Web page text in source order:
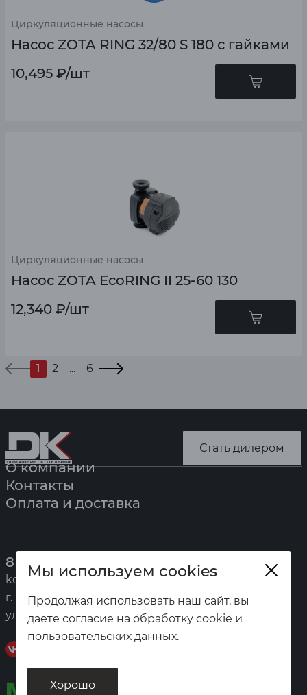
Циркуляционные насосы
Насос ZOTA RING 32/80 S 180 с гайками
10,495 ₽/шт
Циркуляционные насосы
Насос ZOTA EcoRING II 25-60 130
12,340 ₽/шт
1 2 ... 6
Стать дилером
О компании
Контакты
Оплата и доставка
8 (391) 247-7777
kotel@zota.ru
г. Красноярск,
ул. Калинина, 53а
Мы используем cookies
Продолжая использовать наш сайт, вы
даете согласие на обработку cookie и
пользовательских данных.
Хорошо